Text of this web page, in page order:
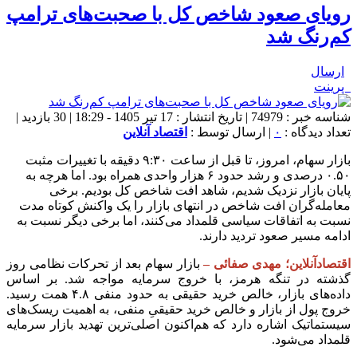
رویای صعود شاخص کل با صحبت‌های ترامپ
کم‌رنگ شد
ارسال
پرینت
شناسه خبر : 74979 | تاریخ انتشار : 17 تیر 1405 - 18:29 | 30 بازدید |
تعداد دیدگاه : ۰ | ارسال توسط : اقتصاد آنلاین
بازار سهام، امروز، تا قبل از ساعت ۹:۳۰ دقیقه با تغییرات مثبت
۰.۵۰ درصدی و رشد حدود ۶ هزار واحدی همراه بود. اما هرچه به
پایان بازار نزدیک شدیم، شاهد افت شاخص کل بودیم. برخی
معامله‌گران افت شاخص در انتهای بازار را یک واکنش کوتاه مدت
نسبت به اتفاقات سیاسی قلمداد می‌کنند، اما برخی دیگر نسبت به
ادامه مسیر صعود تردید دارند.
اقتصادآنلاین؛ مهدی صفائی –بازار سهام بعد از تحرکات نظامی روز
گذشته در تنگه هرمز، با خروج سرمایه مواجه شد. بر اساس
داده‌های بازار، خالص خرید حقیقی به حدود منفی ۴.۸ همت رسید.
خروج پول از بازار و خالص خرید حقیقیِ منفی، به اهمیت ریسک‌های
سیستماتیک اشاره دارد که هم‌اکنون اصلی‌ترین تهدید بازار سرمایه
قلمداد می‌شود.